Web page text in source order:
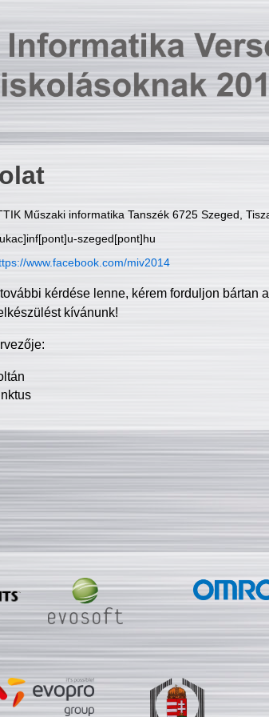
Műszaki informatika Tanszék 6725 Szeged,
szeged[pont]hu
www.facebook.com/miv2014
kérdése lenne, kérem forduljon bártan
kívánunk!